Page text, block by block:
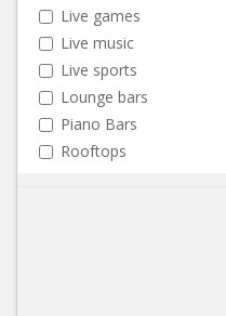
Live games
Live music
Live sports
Lounge bars
Piano Bars
Rooftops